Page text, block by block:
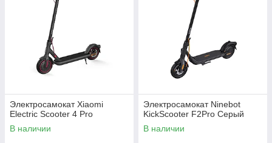
Электросамокат Xiaomi
Electric Scooter 4 Pro
В наличии
Электросамокат Ninebot
KickScooter F2Pro Серый
В наличии